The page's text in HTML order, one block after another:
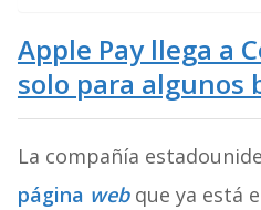
Apple Pay llega a
solo para algunos
La compañía
página web que ya está